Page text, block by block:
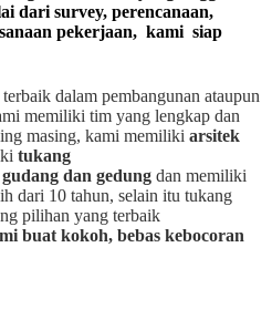
dari survey, perencanaan,
pekerjaan, kami siap
dalam pembangunan ataupun
memiliki tim yang lengkap dan
masing, kami memiliki arsitek
tukang
gudang dan gedung dan memiliki
dari 10 tahun, selain itu tukang
pilihan yang terbaik
buat kokoh, bebas kebocoran